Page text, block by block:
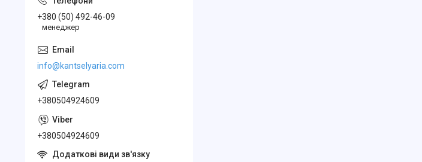
+380 (50) 492-46-09
менеджер
info@kantselyaria.com
+380504924609
+380504924609